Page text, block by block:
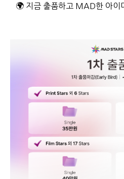
🌍 지금 출품하고 MAD한 아이